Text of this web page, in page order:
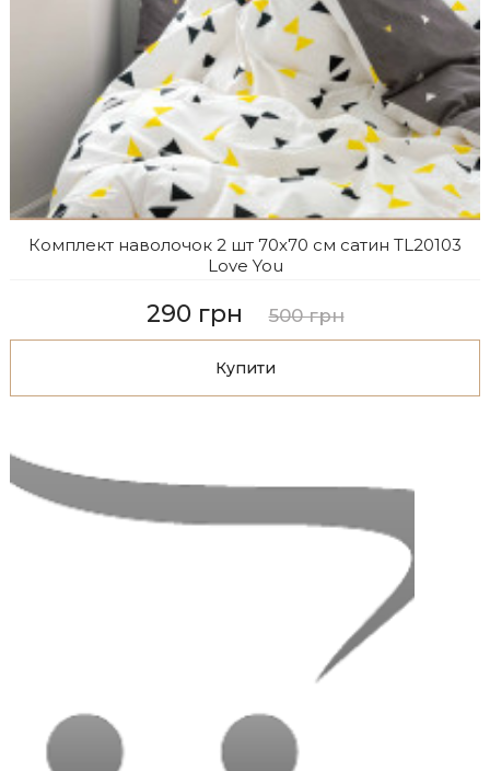
Комплект наволочок 2 шт 70x70 см сатин TL20103
Love You
290 грн 500 грн
Купити